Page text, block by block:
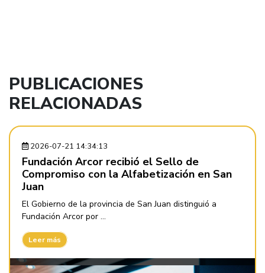
PUBLICACIONES
RELACIONADAS
2026-07-21 14:34:13
Fundación Arcor recibió el Sello de
Compromiso con la Alfabetización en San
Juan
El Gobierno de la provincia de San Juan distinguió a
Fundación Arcor por ...
Leer más